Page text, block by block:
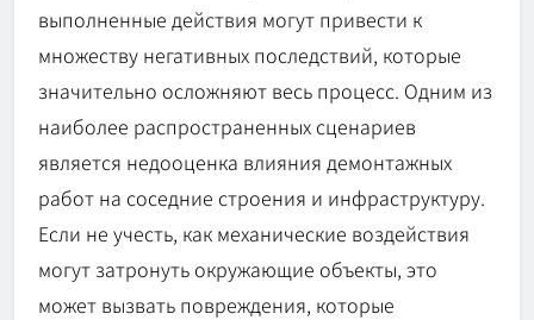
выполненные действия могут привести к
множеству негативных последствий, которые
значительно осложняют весь процесс. Одним из
наиболее распространенных сценариев
является недооценка влияния демонтажных
работ на соседние строения и инфраструктуру.
Если не учесть, как механические воздействия
могут затронуть окружающие объекты, это
может вызвать повреждения, которые